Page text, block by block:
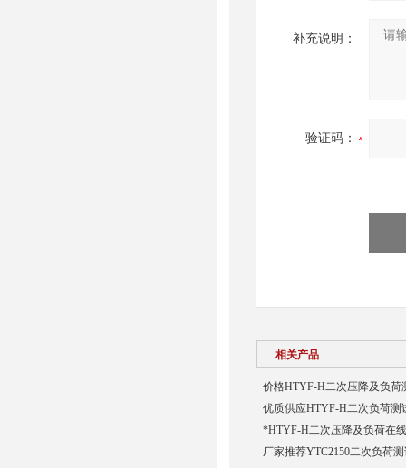
补充说明：
验证码：
相关产品
价格HTYF-H二次压降及负荷
优质供应HTYF-H二次负荷测
*HTYF-H二次压降及负荷在
厂家推荐YTC2150二次负荷